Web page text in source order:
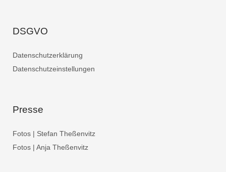
DSGVO
Datenschutzerklärung
Datenschutzeinstellungen
Presse
Fotos | Stefan Theßenvitz
Fotos | Anja Theßenvitz